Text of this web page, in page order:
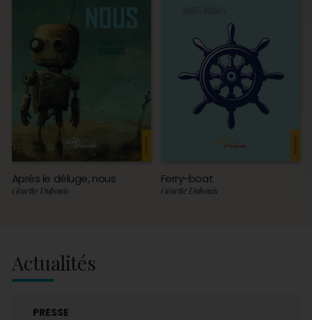
Après le déluge, nous
Ginette Dubouis
Ferry-boat
Ginette Dubouis
Actualités
PRESSE